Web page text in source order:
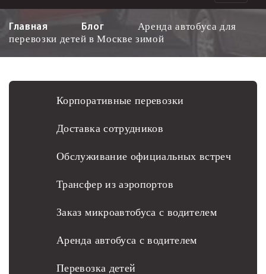
Главная Блог
Аренда автобуса для
перевозки детей в Москве зимой
Корпоративные перевозки
Доставка сотрудников
Обслуживание официальных встреч
Трансфер из аэропортов
Заказ микроавтобуса с водителем
Аренда автобуса с водителем
Перевозка детей